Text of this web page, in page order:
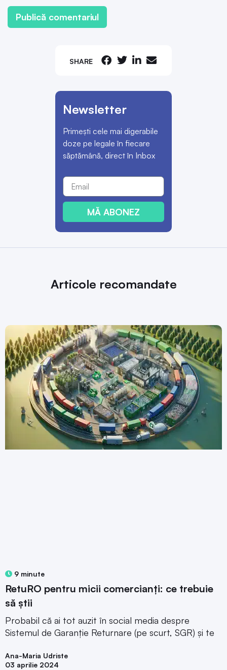
SHARE
Newsletter
Primești cele mai digerabile
doze pe legale în fiecare
săptămână, direct în Inbox
MĂ ABONEZ
Articole recomandate
9 minute
RetuRO pentru micii comercianți: ce trebuie
să știi
Probabil că ai tot auzit în social media despre
Sistemul de Garanție Returnare (pe scurt, SGR) și te
Ana-Maria Udriste
03 aprilie 2024